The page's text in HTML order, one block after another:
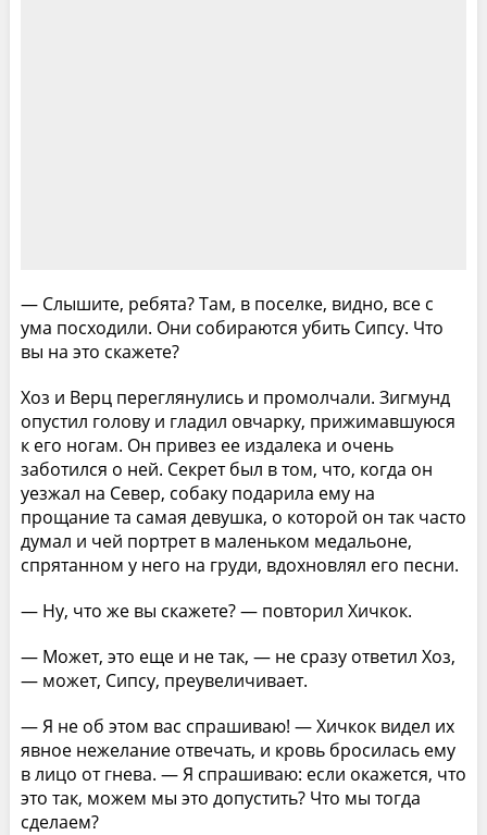
— Слышите, ребята? Там, в поселке, видно, все с
ума посходили. Они собираются убить Сипсу. Что
вы на это скажете?
Хоз и Верц переглянулись и промолчали. Зигмунд
опустил голову и гладил овчарку, прижимавшуюся
к его ногам. Он привез ее издалека и очень
заботился о ней. Секрет был в том, что, когда он
уезжал на Север, собаку подарила ему на
прощание та самая девушка, о которой он так часто
думал и чей портрет в маленьком медальоне,
спрятанном у него на груди, вдохновлял его песни.
— Ну, что же вы скажете? — повторил Хичкок.
— Может, это еще и не так, — не сразу ответил Хоз,
— может, Сипсу, преувеличивает.
— Я не об этом вас спрашиваю! — Хичкок видел их
явное нежелание отвечать, и кровь бросилась ему
в лицо от гнева. — Я спрашиваю: если окажется, что
это так, можем мы это допустить? Что мы тогда
сделаем?